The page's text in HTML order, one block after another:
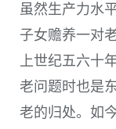
虽然生产力水
子女赡养一对
上世纪五六十
老问题时也是
老的归处。如